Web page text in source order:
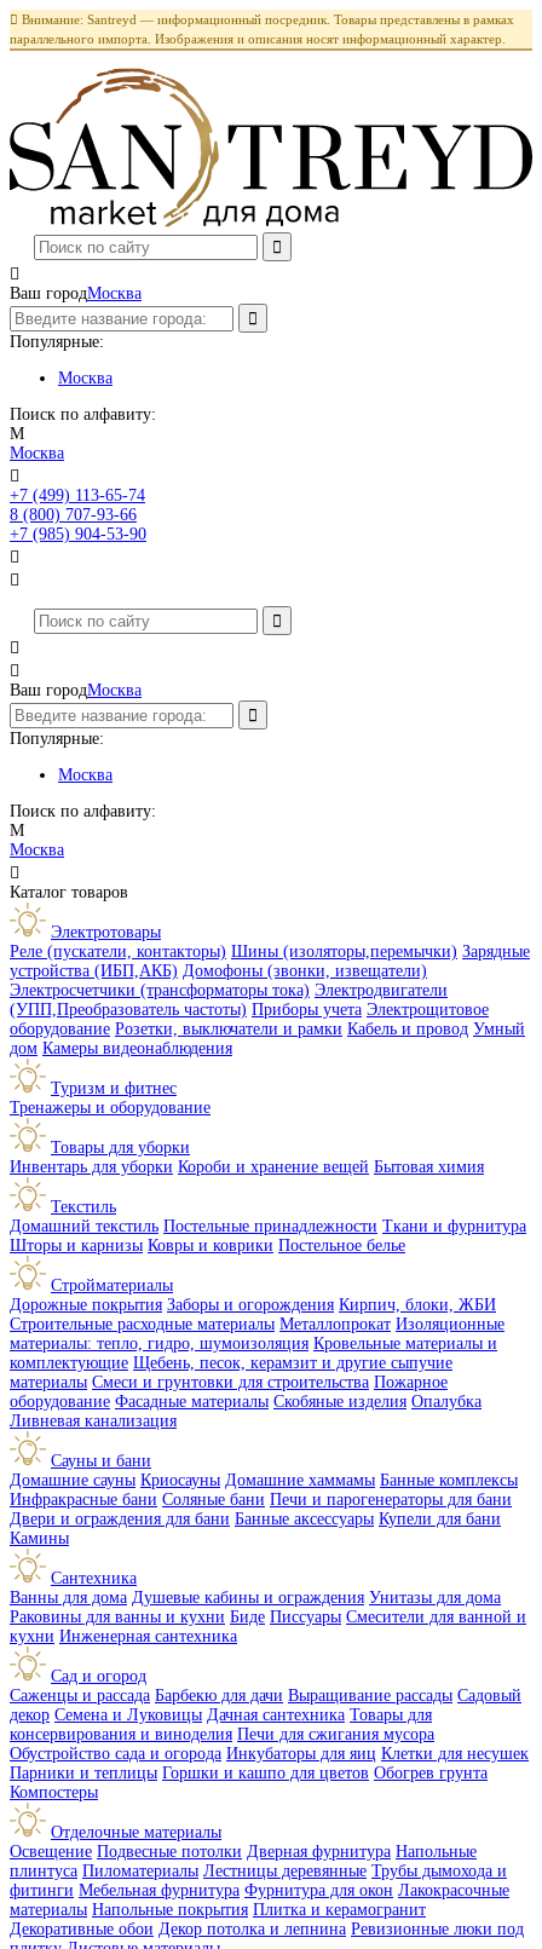
 Внимание: Santreyd — информационный посредник. Товары представлены в рамках
параллельного импорта. Изображения и описания носят информационный характер.

Ваш городМосква
Популярные:
Москва
Поиск по алфавиту:
М
Москва

+7 (499) 113-65-74
8 (800) 707-93-66
+7 (985) 904-53-90




Ваш городМосква
Популярные:
Москва
Поиск по алфавиту:
М
Москва

Каталог товаров
Электротовары
Реле (пускатели, контакторы) Шины (изоляторы,перемычки) Зарядные
устройства (ИБП,АКБ) Домофоны (звонки, извещатели)
Электросчетчики (трансформаторы тока) Электродвигатели
(УПП,Преобразователь частоты) Приборы учета Электрощитовое
оборудование Розетки, выключатели и рамки Кабель и провод Умный
дом Камеры видеонаблюдения
Туризм и фитнес
Тренажеры и оборудование
Товары для уборки
Инвентарь для уборки Короби и хранение вещей Бытовая химия
Текстиль
Домашний текстиль Постельные принадлежности Ткани и фурнитура
Шторы и карнизы Ковры и коврики Постельное белье
Стройматериалы
Дорожные покрытия Заборы и огорождения Кирпич, блоки, ЖБИ
Строительные расходные материалы Металлопрокат Изоляционные
материалы: тепло, гидро, шумоизоляция Кровельные материалы и
комплектующие Щебень, песок, керамзит и другие сыпучие
материалы Смеси и грунтовки для строительства Пожарное
оборудование Фасадные материалы Скобяные изделия Опалубка
Ливневая канализация
Сауны и бани
Домашние сауны Криосауны Домашние хаммамы Банные комплексы
Инфракрасные бани Соляные бани Печи и парогенераторы для бани
Двери и ограждения для бани Банные аксессуары Купели для бани
Камины
Сантехника
Ванны для дома Душевые кабины и ограждения Унитазы для дома
Раковины для ванны и кухни Биде Писсуары Смесители для ванной и
кухни Инженерная сантехника
Сад и огород
Саженцы и рассада Барбекю для дачи Выращивание рассады Садовый
декор Семена и Луковицы Дачная сантехника Товары для
консервирования и виноделия Печи для сжигания мусора
Обустройство сада и огорода Инкубаторы для яиц Клетки для несушек
Парники и теплицы Горшки и кашпо для цветов Обогрев грунта
Компостеры
Отделочные материалы
Освещение Подвесные потолки Дверная фурнитура Напольные
плинтуса Пиломатериалы Лестницы деревянные Трубы дымохода и
фитинги Мебельная фурнитура Фурнитура для окон Лакокрасочные
материалы Напольные покрытия Плитка и керамогранит
Декоративные обои Декор потолка и лепнина Ревизионные люки под